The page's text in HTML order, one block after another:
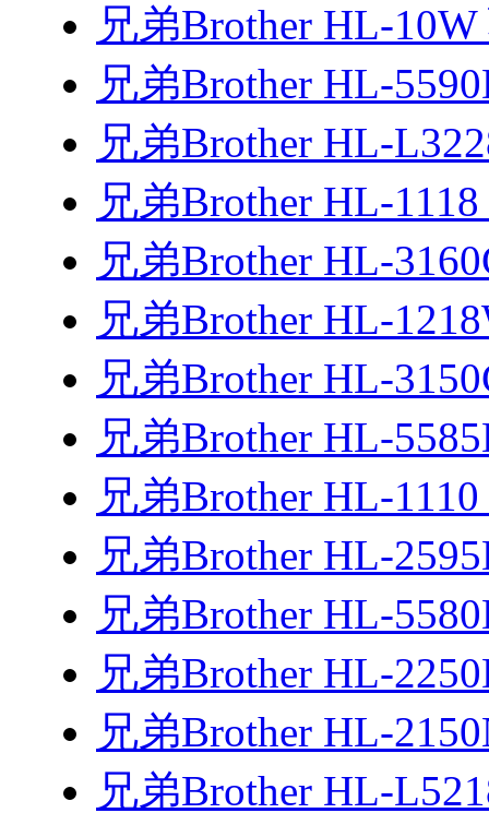
兄弟Brother HL-
兄弟Brother HL-
兄弟Brother HL-
兄弟Brother HL-
兄弟Brother HL-
兄弟Brother HL-
兄弟Brother HL-
兄弟Brother HL-
兄弟Brother HL-
兄弟Brother HL-
兄弟Brother HL-
兄弟Brother HL-
兄弟Brother HL-
兄弟Brother HL-